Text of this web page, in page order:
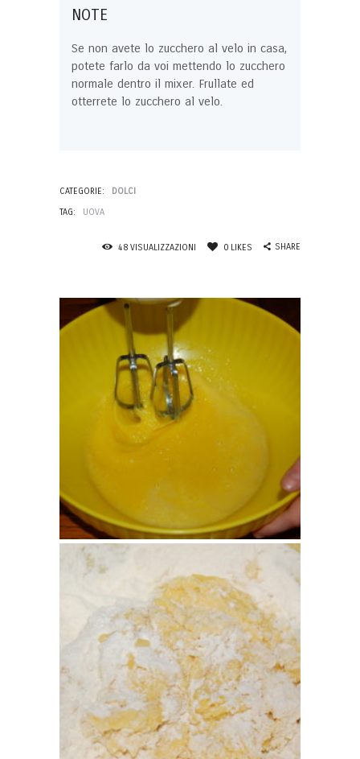
NOTE
Se non avete lo zucchero al velo in casa,
potete farlo da voi mettendo lo zucchero
normale dentro il mixer. Frullate ed
otterrete lo zucchero al velo.
CATEGORIE:
DOLCI
TAG:
UOVA
48VISUALIZZAZIONI 0LIKES SHARE